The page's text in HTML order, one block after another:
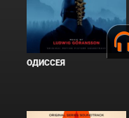
ОДИССЕЯ